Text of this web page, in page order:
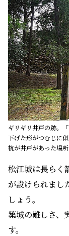
ギリギリ井戸の跡。
下げた形がつむじに
杭が井戸があった場
松江城は長らく
が設けられまし
しょう。
築城の難しさ、
す。